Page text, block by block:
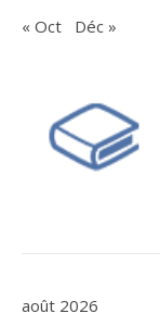
« Oct Déc »
août 2026